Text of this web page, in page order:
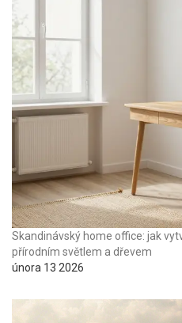
Skandinávský home office: jak
přírodním světlem a dřevem
února 13 2026